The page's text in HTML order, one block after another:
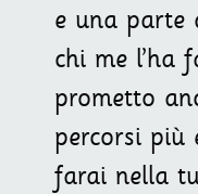
e una parte
chi me l’ha
prometto
percorsi più
farai nella